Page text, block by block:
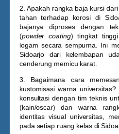
2. Apakah rangka baja kursi
tahan terhadap korosi di
bajanya diproses dengan
(powder coating) tingkat
logam secara sempurna. Ini
Sidoarjo dari kelembapan
cenderung memicu karat.
3. Bagaimana cara
kustomisasi warna universitas?
konsultasi dengan tim teknis
(kain/oscar) dan warna
identitas visual universitas,
pada setiap ruang kelas di